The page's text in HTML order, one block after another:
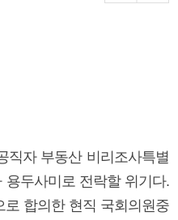
직자 부동산 비리조사특별
용두사미로 전락할 위기다.
합의한 현직 국회의원중